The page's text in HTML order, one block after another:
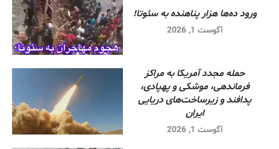
ورود ده‌ها هزار پناهنده به سئوتا!
آگوست 1, 2026
حمله مجدد آمریکا به مراکز
فرماندهی، موشکی و پهپادی،
پدافند و زیرساخت‌های دریایی
ایران
آگوست 1, 2026